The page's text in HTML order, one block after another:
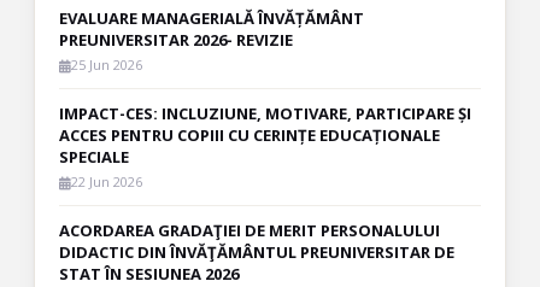
EVALUARE MANAGERIALĂ ÎNVĂȚĂMÂNT
PREUNIVERSITAR 2026- REVIZIE
25 Jun 2026
IMPACT-CES: INCLUZIUNE, MOTIVARE, PARTICIPARE ȘI
ACCES PENTRU COPIII CU CERINȚE EDUCAȚIONALE
SPECIALE
22 Jun 2026
ACORDAREA GRADAŢIEI DE MERIT PERSONALULUI
DIDACTIC DIN ÎNVĂŢĂMÂNTUL PREUNIVERSITAR DE
STAT ÎN SESIUNEA 2026